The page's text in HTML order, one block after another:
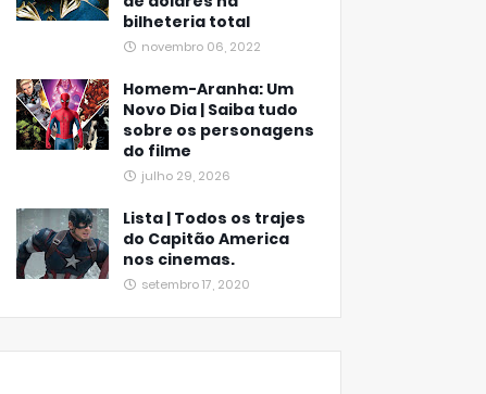
bilheteria total
novembro 06, 2022
Homem-Aranha: Um
Novo Dia | Saiba tudo
sobre os personagens
do filme
julho 29, 2026
Lista | Todos os trajes
do Capitão America
nos cinemas.
setembro 17, 2020